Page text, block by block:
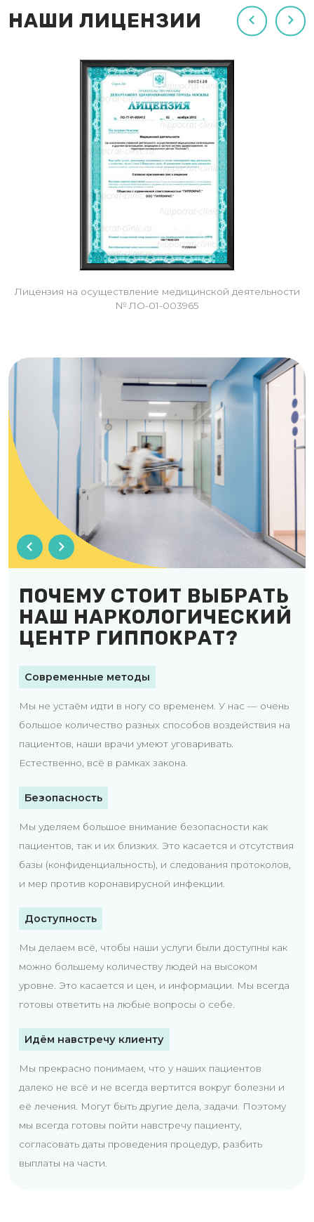
НАШИ ЛИЦЕНЗИИ
Лицензия на осуществление медицинской деятельности
№ ЛО-01-003965
ПОЧЕМУ СТОИТ ВЫБРАТЬ
НАШ НАРКОЛОГИЧЕСКИЙ
ЦЕНТР ГИППОКРАТ?
Современные методы
Мы не устаём идти в ногу со временем. У нас — очень
большое количество разных способов воздействия на
пациентов, наши врачи умеют уговаривать.
Естественно, всё в рамках закона.
Безопасность
Мы уделяем большое внимание безопасности как
пациентов, так и их близких. Это касается и отсутствия
базы (конфиденциальность), и следования протоколов,
и мер против коронавирусной инфекции.
Доступность
Мы делаем всё, чтобы наши услуги были доступны как
можно большему количеству людей на высоком
уровне. Это касается и цен, и информации. Мы всегда
готовы ответить на любые вопросы о себе.
Идём навстречу клиенту
Мы прекрасно понимаем, что у наших пациентов
далеко не всё и не всегда вертится вокруг болезни и
её лечения. Могут быть другие дела, задачи. Поэтому
мы всегда готовы пойти навстречу пациенту,
согласовать даты проведения процедур, разбить
выплаты на части.